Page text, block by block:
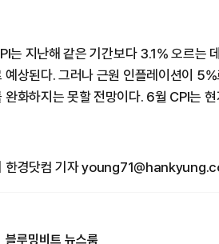
는 지난해 같은 기간보다 3.1% 오르는
예상된다. 그러나 근원 인플레이션이
완화하지는 못할 전망이다. 6월 CPI는
한경닷컴 기자
블루밍비트 뉴스룸